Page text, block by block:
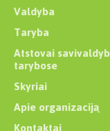
Valdyba
Taryba
Atstovai
tarybose
Skyriai
Apie organizaciją